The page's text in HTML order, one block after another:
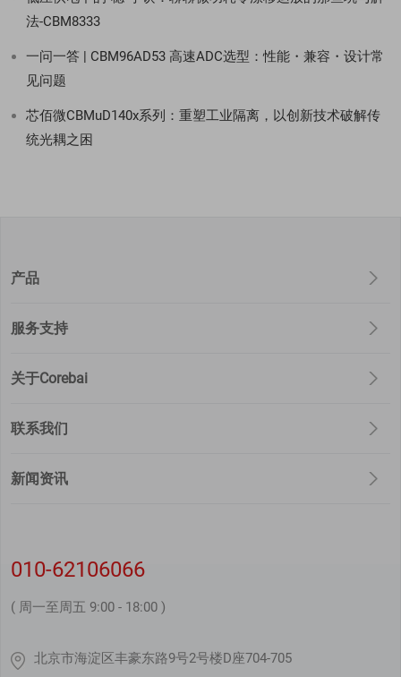
法-CBM8333
一问一答 | CBM96AD53 高速ADC选型：性能・兼容・设计常
见问题
芯佰微CBMuD140x系列：重塑工业隔离，以创新技术破解传
统光耦之困
产品
服务支持
关于Corebai
联系我们
新闻资讯
010-62106066
( 周一至周五 9:00 - 18:00 )
北京市海淀区丰豪东路9号2号楼D座704-705